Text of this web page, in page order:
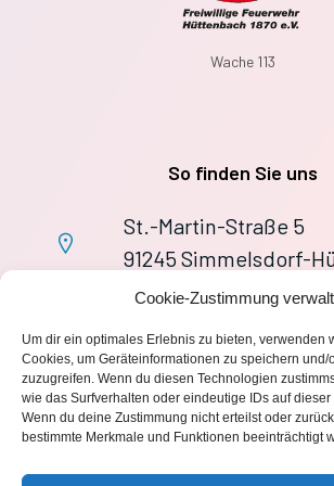
Cookie-Zustimmung
Um dir ein optimales Erlebnis zu bieten, verwenden
Cookies, um Geräteinformationen zu speichern und/
zuzugreifen. Wenn du diesen Technologien
wie das Surfverhalten oder eindeutige IDs auf
Wenn du deine Zustimmung nicht erteilst oder
bestimmte Merkmale und Funktionen beeinträchtigt
Wache 113
So finden Sie uns
St.-Martin-Straße 5
91245 Simmelsdorf-
+49 9155
wache113@ff-